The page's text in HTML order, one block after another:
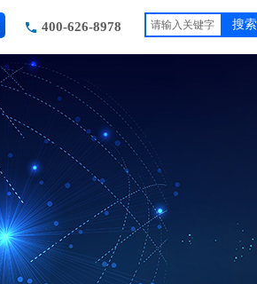
400-626-8978 搜索